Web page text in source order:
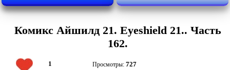
Комикс Айшилд 21. Eyeshield 21.. Часть
162.
1 Просмотры: 727